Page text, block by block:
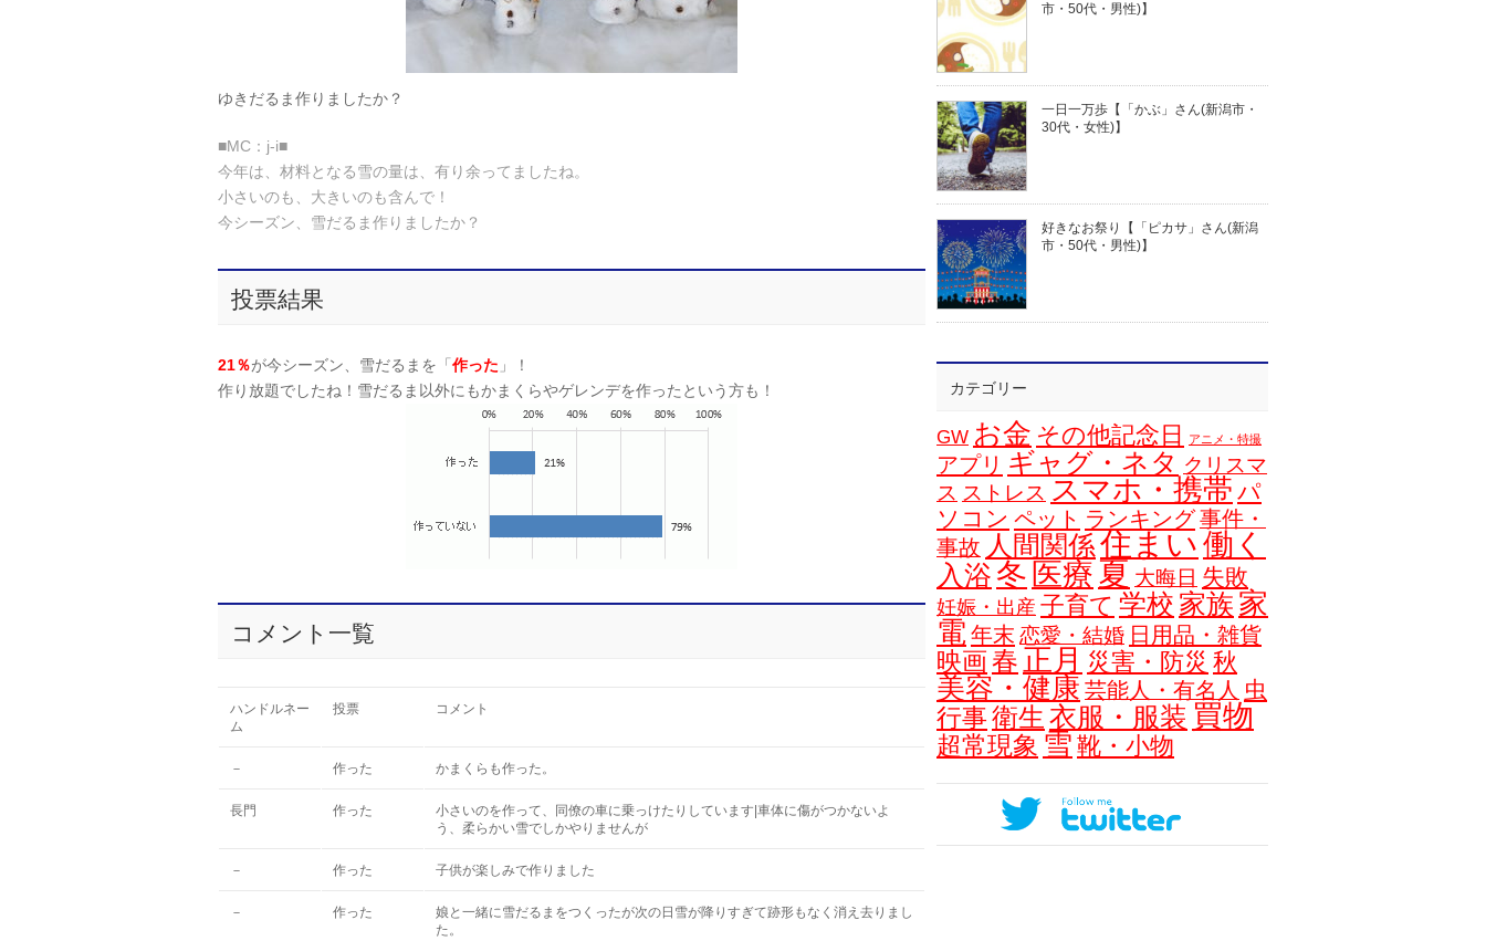
ゆきだるま作りましたか？
■MC：j-i■
今年は、材料となる雪の量は、有り余ってましたね。
小さいのも、大きいのも含んで！
今シーズン、雪だるま作りましたか？
投票結果
21％が今シーズン、雪だるまを「 作った 」！
作り放題でしたね！雪だるま以外にもかまくらやゲレンデを作ったという方も！
コメント一覧
ハンドルネー
ム
投票 コメント
－ 作った かまくらも作った。
長門 作った
小さいのを作って、同僚の車に乗っけたりしています|車体に傷がつかないよ
う、柔らかい雪でしかやりませんが
－ 作った 子供が楽しみで作りました
－ 作った
娘と一緒に雪だるまをつくったが次の日雪が降りすぎて跡形もなく消え去りまし
た。
市・50代・男性)】
一日一万歩【「かぶ」さん(新潟市・
30代・女性)】
好きなお祭り【「ピカサ」さん(新潟
市・50代・男性)】
カテゴリー
GW お金 その他記念日 アニメ・特撮
アプリ ギャグ・ネタ クリスマ
ス ストレス スマホ・携帯 パ
ソコン ペット ランキング事件・
事故 人間関係住まい働く
入浴 冬 医療夏 大晦日 失敗
妊娠・出産 子育て 学校 家族 家
電 年末 恋愛・結婚 日用品・雑貨
映画春 正月 災害・防災 秋
美容・健康 芸能人・有名人 虫
行事衛生 衣服・服装 買物
超常現象 雪 靴・小物